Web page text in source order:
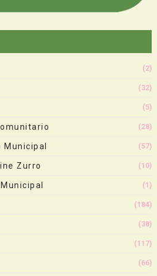
(2)
(32)
(5)
(28)
(57)
Zurro (10)
(1)
(184)
(38)
(117)
(66)